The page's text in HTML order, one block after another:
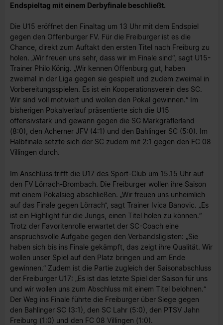
Endspieltag mit einem Derbyfinale beschließt.
Die U15 eröffnet den Finaltag um 13 Uhr mit dem Endspiel
gegen den Offenburger FV. Für die Freiburger ist es die
Chance, direkt zum Auftakt den ersten Titel nach Freiburg zu
holen. „Wir freuen uns sehr, dass wir im Finale sind“, sagt U15-
Trainer Philo König. „Wir kennen Offenburg gut, haben
zweimal in der Liga gegen sie gespielt und zudem zweimal in
Vorbereitungsspielen. Es ist ein Kooperationsverein des SC.
Wir sind voll motiviert und wollen den Pokal gewinnen.“ Im
bisherigen Pokalverlauf präsentierte sich die U15
offensivstark und gewann gegen die SG Markgräflerland
(8:0), den Acherner JFV (4:1) und den Bahlinger SC (5:0). Im
Halbfinale setzte sich der SC zudem mit 2:1 gegen den FC 08
Villingen durch.
Im Anschluss trifft die U17 des Sport-Club um 15.15 Uhr auf
den FV Lörrach-Brombach. Die Freiburger wollen ihre Saison
mit einem Pokalsieg abschließen. „Wir freuen uns unheimlich
auf das Finale gegen Lörrach“, sagt Trainer Ivica Banovic. „Es
ist ein Highlight für die Jungs, einen Titel holen zu können.“
Trotz der Favoritenrolle erwartet der SC-Coach eine
anspruchsvolle Aufgabe gegen den Verbandsligisten: „Sie
haben sich bis ins Finale gekämpft, das zeigt ihre Qualität. Wir
wollen unser Spiel auf den Platz bringen und am Ende
gewinnen.“ Zudem ist die Partie zugleich der Saisonabschluss
der Freiburger U17: „Es ist das letzte Spiel der Saison für uns
und wir wollen uns zum Abschluss mit einem Titel belohnen.“
Der Weg ins Finale führte die Freiburger über Siege gegen
den Bahlinger SC (3:1), den SC Lahr (5:0), den PTSV Jahn
Freiburg (1:0) und den FC 08 Villingen (1:0).